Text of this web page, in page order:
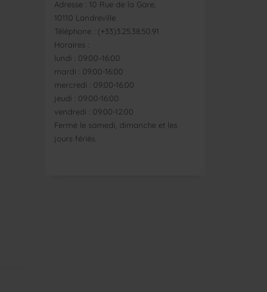
Adresse : 10 Rue de la Gare,
10110 Landreville
Téléphone : (+33)3.25.38.50.91
Horaires :
lundi : 09:00–16:00
mardi : 09:00-16:00
mercredi : 09:00-16:00
jeudi : 09:00-16:00
vendredi : 09:00-12:00
Fermé le samedi, dimanche et les
jours fériés.